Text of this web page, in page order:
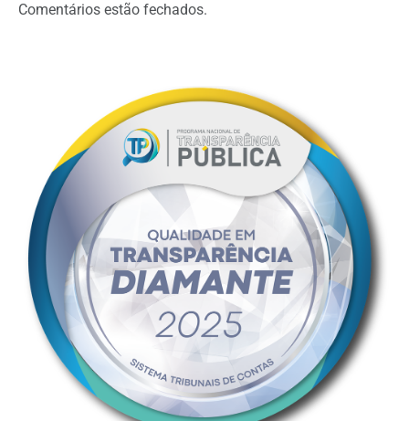
Comentários estão fechados.